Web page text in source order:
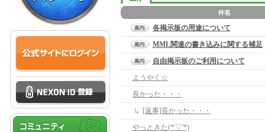
各掲示板の用途について
MML関連の書き込みに関する補足
自由掲示板のご利用について
ようやく☆
長かった・・・
[返事]長かった・・・
やっときた(*'▽'*)